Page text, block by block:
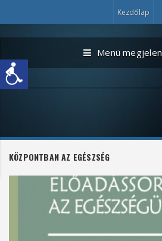
Kezdőlap
Menü
KÖZPONTBAN AZ EGÉSZSÉG